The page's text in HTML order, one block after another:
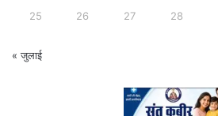
25 26 27 28
« जुलाई